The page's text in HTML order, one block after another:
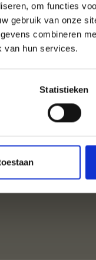
om functies
gebruik van onze
combineren
van hun services.
Statistieken